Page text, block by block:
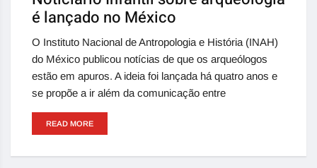
é lançado no México
O Instituto Nacional de Antropologia e História (INAH)
do México publicou notícias de que os arqueólogos
estão em apuros. A ideia foi lançada há quatro anos e
se propõe a ir além da comunicação entre
READ MORE